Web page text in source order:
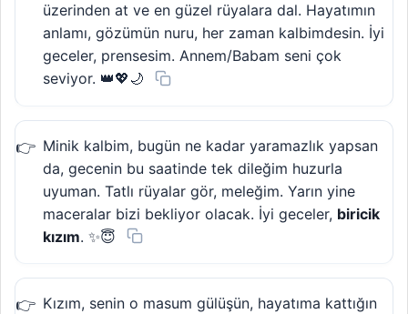
üzerinden at ve en güzel rüyalara dal. Hayatımın
anlamı, gözümün nuru, her zaman kalbimdesin. İyi
geceler, prensesim. Annem/Babam seni çok
seviyor. 👑💖🌙
Minik kalbim, bugün ne kadar yaramazlık yapsan
da, gecenin bu saatinde tek dileğim huzurla
uyuman. Tatlı rüyalar gör, meleğim. Yarın yine
maceralar bizi bekliyor olacak. İyi geceler, biricik
kızım. ✨😇
Kızım, senin o masum gülüşün, hayatıma kattığın